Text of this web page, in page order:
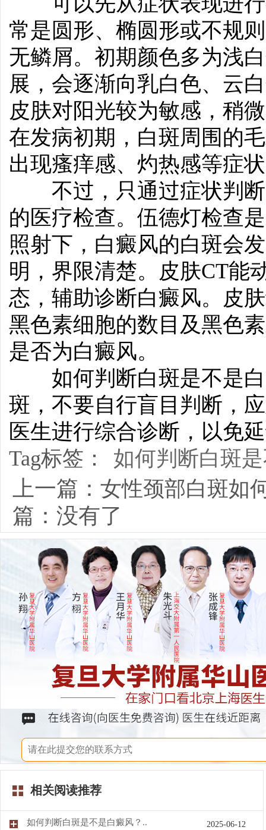
常是圆形、椭圆形或不规
无鳞屑。初期颜色多为浅
展，会逐渐向乳白色、云
皮肤对阳光较为敏感，稍
在发病初期，白斑周围的
出现瘙痒感、灼热感等症
不过，只通过症状判断
的医疗检查。伍德灯检查
照射下，白癜风的白斑会
明，界限清楚。皮肤CT能
态，辅助诊断白癜风。皮
黑色素细胞的数目及黑色
是否为白癜风。
如何判断白斑是不是白
斑，不要自行盲目判断，
医生进行综合诊断，以免
Tag标签：
如何判断白斑
上一篇： 女性颈部白斑如
篇：没有了
相关阅读推荐
如何判断白斑是不是白癜风？.. 2025-06-12